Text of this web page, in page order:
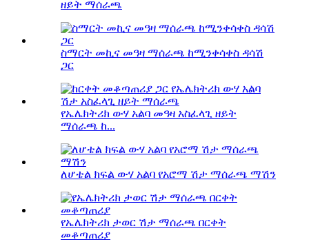
ዘይት ማሰራጫ
ስማርት መኪና መዓዛ ማሰራጫ ከሚንቀሳቀስ ዳሳሽ
ጋር
የኤሌክትሪክ ውሃ አልባ መዓዛ አስፈላጊ ዘይት
ማሰራጫ ከ...
ለሆቴል ክፍል ውሃ አልባ የአሮማ ሽታ ማሰራጫ ማሽን
የኤሌክትሪክ ታወር ሽታ ማሰራጫ በርቀት
መቆጣጠሪያ